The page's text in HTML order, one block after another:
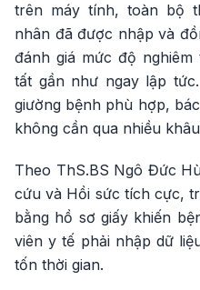
trên máy tính, toàn bộ
nhân đã được nhập và
đánh giá mức độ
tất gần như ngay lập
giường bệnh phù hợp,
không cần qua nhiều
Theo ThS.BS Ngô Đức
cứu và Hồi sức tích cực,
bằng hồ sơ giấy khiến
viên y tế phải nhập dữ
tốn thời gian.